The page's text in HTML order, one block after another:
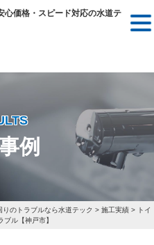
心価格・スピード対応の水道テ
例
のトラブルなら水道テック > 施工実績 > トイ
ブル【神戸市】